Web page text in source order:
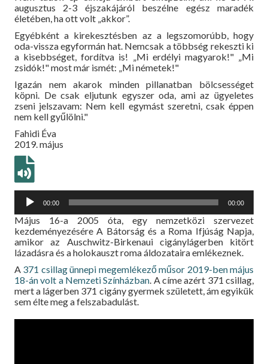
augusztus 2-3 éjszakájáról beszélne egész maradék
életében, ha ott volt „akkor”.
Egyébként a kirekesztésben az a legszomorúbb, hogy
oda-vissza egyformán hat. Nemcsak a többség rekeszti ki
a kisebbséget, fordítva is! „Mi erdélyi magyarok!" „Mi
zsidók!" most már ismét: „Mi németek!"
Igazán nem akarok minden pillanatban bölcsességet
köpni. De csak eljutunk egyszer oda, ami az ügyeletes
zseni jelszavam: Nem kell egymást szeretni, csak éppen
nem kell gyűlölni."
Fahidi Éva
2019. május
Audió
lejátszó00:00 00:00
Május 16-a 2005 óta, egy nemzetközi szervezet
kezdeményezésére A Bátorság és a Roma Ifjúság Napja,
amikor az Auschwitz-Birkenaui cigánylágerben kitört
lázadásra és a holokauszt roma áldozataira emlékeznek.
A 371 csillag ünnepi megemlékező műsor 2019-ben május
18-án volt a Nemzeti Színházban. A címe azért 371 csillag,
mert a lágerben 371 cigány gyermek született, ám egyikük
sem élte meg a felszabadulást.